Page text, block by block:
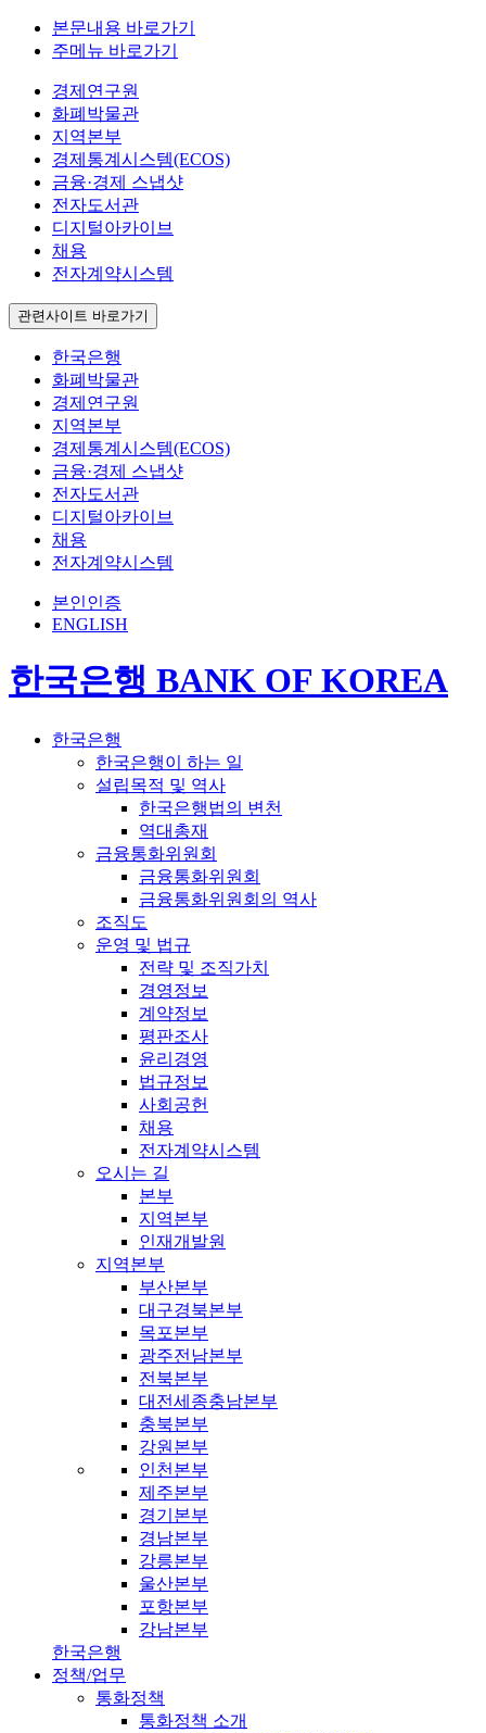
본문내용 바로가기
주메뉴 바로가기
경제연구원
화폐박물관
지역본부
경제통계시스템(ECOS)
금융·경제 스냅샷
전자도서관
디지털아카이브
채용
전자계약시스템
관련사이트 바로가기
한국은행
화폐박물관
경제연구원
지역본부
경제통계시스템(ECOS)
금융·경제 스냅샷
전자도서관
디지털아카이브
채용
전자계약시스템
본인인증
ENGLISH
한국은행 BANK OF KOREA
한국은행
한국은행이 하는 일
설립목적 및 역사
한국은행법의 변천
역대총재
금융통화위원회
금융통화위원회
금융통화위원회의 역사
조직도
운영 및 법규
전략 및 조직가치
경영정보
계약정보
평판조사
윤리경영
법규정보
사회공헌
채용
전자계약시스템
오시는 길
본부
지역본부
인재개발원
지역본부
부산본부
대구경북본부
목포본부
광주전남본부
전북본부
대전세종충남본부
충북본부
강원본부
인천본부
제주본부
경기본부
경남본부
강릉본부
울산본부
포항본부
강남본부
한국은행
정책/업무
통화정책
통화정책 소개